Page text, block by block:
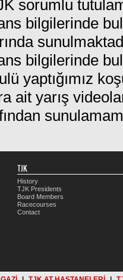
sorumlu
bilgilerinde
bilgilerinde
yaptığımız
ait yarış
TJK
History
TJK Presidents
Board Members
Racecourses
Contact